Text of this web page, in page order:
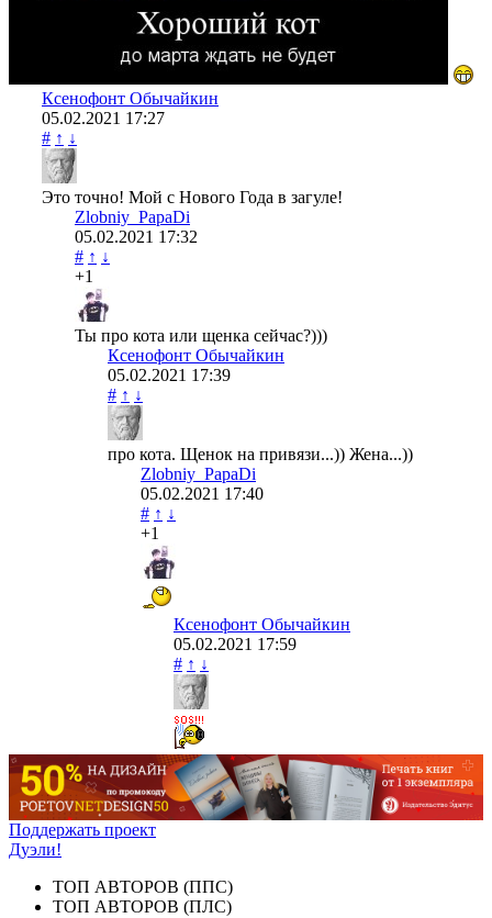
Ксенофонт Обычайкин
05.02.2021 17:27
# ↑ ↓
Это точно! Мой с Нового Года в загуле!
Zlobniy_PapaDi
05.02.2021 17:32
# ↑ ↓
+1
Ты про кота или щенка сейчас?)))
Ксенофонт Обычайкин
05.02.2021 17:39
# ↑ ↓
про кота. Щенок на привязи...)) Жена...))
Zlobniy_PapaDi
05.02.2021 17:40
# ↑ ↓
+1
Ксенофонт Обычайкин
05.02.2021 17:59
# ↑ ↓
Поддержать проект
Дуэли!
ТОП АВТОРОВ (ППС)
ТОП АВТОРОВ (ПЛС)